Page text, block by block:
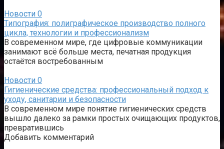
Новости 0
Типография: полиграфическое производство полного
цикла, технологии и профессионализм
В современном мире, где цифровые коммуникации
занимают всё больше места, печатная продукция
остаётся востребованным
Новости 0
Гигиенические средства: профессиональный подход к
уходу, санитарии и безопасности
В современном мире понятие гигиенических средств
вышло далеко за рамки простых очищающих продуктов,
превратившись
Добавить комментарий